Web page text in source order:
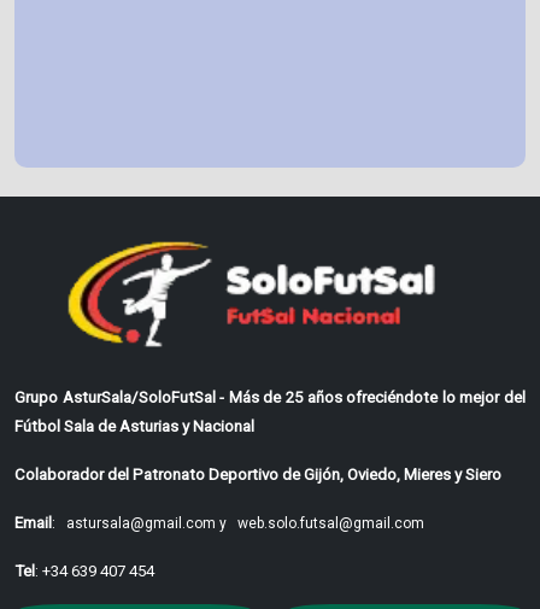
Grupo AsturSala/SoloFutSal - Más de 25 años ofreciéndote lo mejor del
Fútbol Sala de Asturias y Nacional
Colaborador del Patronato Deportivo de Gijón, Oviedo, Mieres y Siero
Email: astursala@gmail.com y web.solo.futsal@gmail.com
Tel: +34 639 407 454